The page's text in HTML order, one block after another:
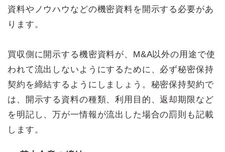
資料やノウハウなどの機密資料を開示する必要があ
ります。
買収側に開示する機密資料が、M&A以外の用途で使
われて流出しないようにするために、必ず秘密保持
契約を締結するようにしましょう。秘密保持契約で
は、開示する資料の種類、利用目的、返却期限など
を明記し、万が一情報が流出した場合の罰則も記載
します。